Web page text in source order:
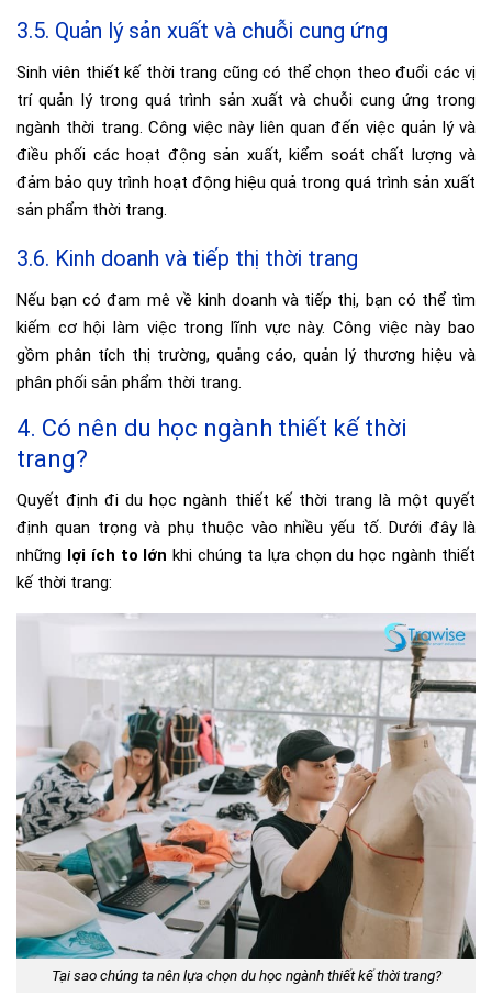
3.5. Quản lý sản xuất và chuỗi cung ứng
Sinh viên thiết kế thời trang cũng có thể chọn theo đuổi các vị
trí quản lý trong quá trình sản xuất và chuỗi cung ứng trong
ngành thời trang. Công việc này liên quan đến việc quản lý và
điều phối các hoạt động sản xuất, kiểm soát chất lượng và
đảm bảo quy trình hoạt động hiệu quả trong quá trình sản xuất
sản phẩm thời trang.
3.6. Kinh doanh và tiếp thị thời trang
Nếu bạn có đam mê về kinh doanh và tiếp thị, bạn có thể tìm
kiếm cơ hội làm việc trong lĩnh vực này. Công việc này bao
gồm phân tích thị trường, quảng cáo, quản lý thương hiệu và
phân phối sản phẩm thời trang.
4. Có nên du học ngành thiết kế thời
trang?
Quyết định đi du học ngành thiết kế thời trang là một quyết
định quan trọng và phụ thuộc vào nhiều yếu tố. Dưới đây là
những lợi ích to lớn khi chúng ta lựa chọn du học ngành thiết
kế thời trang:
Tại sao chúng ta nên lựa chọn du học ngành thiết kế thời trang?